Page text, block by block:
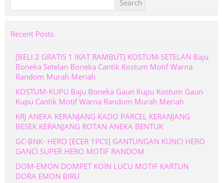
for:
Recent Posts
[BELI 2 GRATIS 1 IKAT RAMBUT] KOSTUM-SETELAN Baju
Boneka Setelan Boneka Cantik Kostum Motif Warna
Random Murah Meriah
KOSTUM-KUPU Baju Boneka Gaun Kupu Kostum Gaun
Kupu Cantik Motif Warna Random Murah Meriah
KRJ ANEKA KERANJANG KADO PARCEL KERANJANG
BESEK KERANJANG ROTAN ANEKA BENTUK
GC-BNK- HERO [ECER 1PCS] GANTUNGAN KUNCI HERO
GANCI SUPER HERO MOTIF RANDOM
DOM-EMON DOMPET KOIN LUCU MOTIF KARTUN
DORA EMON BIRU